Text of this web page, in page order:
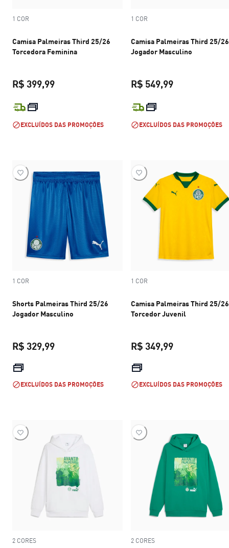
1 COR
Camisa Palmeiras Third 25/26
Torcedora Feminina
R$ 399,99
preço atual R$ 399,99
EXCLUÍDOS DAS PROMOÇÕES
1 COR
Camisa Palmeiras Third 25/26
Jogador Masculino
R$ 549,99
EXCLUÍDOS DAS PROMOÇÕES
1 COR
Shorts Palmeiras Third 25/26
Jogador Masculino
R$ 329,99
preço atual R$ 329,99
EXCLUÍDOS DAS PROMOÇÕES
1 COR
Camisa Palmeiras Third 25/26
Torcedor Juvenil
R$ 349,99
EXCLUÍDOS DAS PROMOÇÕES
2 CORES 2 CORES